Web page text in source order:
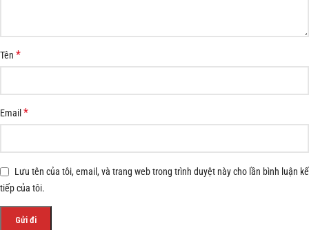
Tên *
Email *
Lưu tên của tôi, email, và trang web trong trình duyệt này cho lần bình luận kế
tiếp của tôi.